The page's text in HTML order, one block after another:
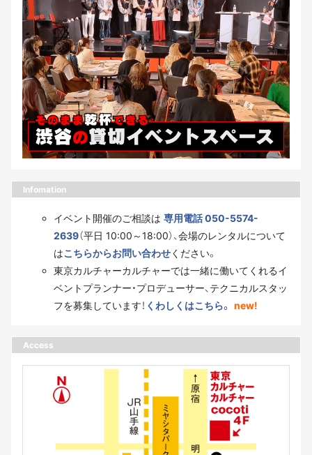
Infomation
イベント開催のご相談は 専用電話 050-5574-
2639（平日 10:00～18:00）、会場のレンタルについて
はこちらからお問い合わせください。
東京カルチャーカルチャーでは一緒に働いてくれるイ
ベントプランナー・プロデューサー、テクニカルスタッ
フを募集しています！ くわしくはこちら。 new!
Access